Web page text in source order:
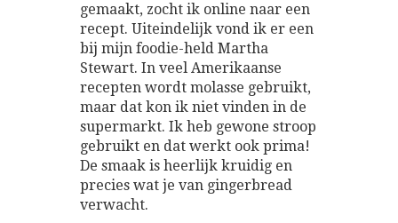
gemaakt, zocht ik online naar een
recept. Uiteindelijk vond ik er een
bij mijn foodie-held Martha
Stewart. In veel Amerikaanse
recepten wordt molasse gebruikt,
maar dat kon ik niet vinden in de
supermarkt. Ik heb gewone stroop
gebruikt en dat werkt ook prima!
De smaak is heerlijk kruidig en
precies wat je van gingerbread
verwacht.